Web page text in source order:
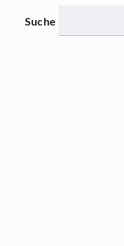
Suche